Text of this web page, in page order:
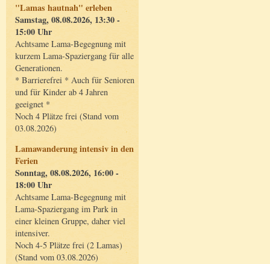
"Lamas hautnah" erleben
Samstag, 08.08.2026, 13:30 -
15:00 Uhr
Achtsame Lama-Begegnung mit
kurzem Lama-Spaziergang für alle
Generationen.
* Barrierefrei * Auch für Senioren
und für Kinder ab 4 Jahren
geeignet *
Noch 4 Plätze frei (Stand vom
03.08.2026)
Lamawanderung intensiv in den
Ferien
Sonntag, 08.08.2026, 16:00 -
18:00 Uhr
Achtsame Lama-Begegnung mit
Lama-Spaziergang im Park in
einer kleinen Gruppe, daher viel
intensiver.
Noch 4-5 Plätze frei (2 Lamas)
(Stand vom 03.08.2026)